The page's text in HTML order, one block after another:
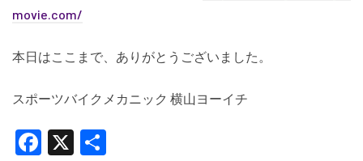
movie.com/
本日はここまで、ありがとうございました。
スポーツバイクメカニック 横山ヨーイチ
Facebook
X